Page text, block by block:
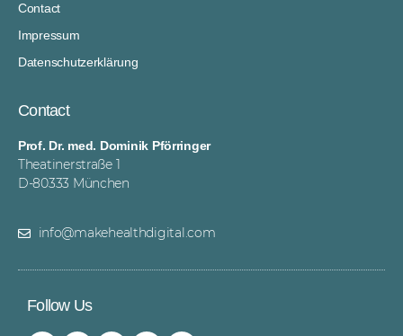
Contact
Impressum
Datenschutzerklärung
Contact
Prof. Dr. med. Dominik Pförringer
Theatinerstraße 1
D-80333 München
info@makehealthdigital.com
Follow Us